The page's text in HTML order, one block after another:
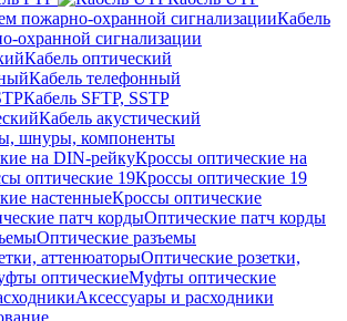
Кабель
охранной сигнализации
Кабель оптический
Кабель телефонный
Кабель SFTP, SSTP
Кабель акустический
шнуры, компоненты
Кроссы оптические на
Кроссы оптические 19
Кроссы оптические
Оптические патч корды
Оптические разъемы
Оптические розетки,
Муфты оптические
Аксессуары и расходники